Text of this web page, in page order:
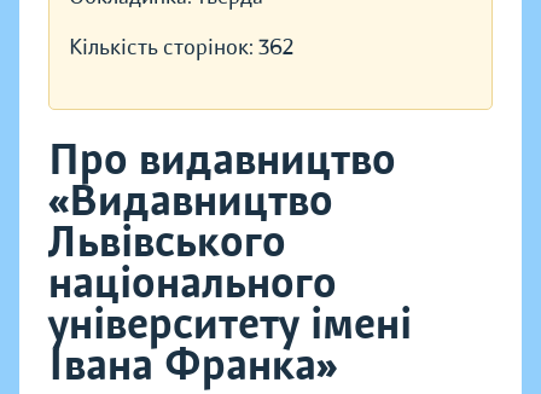
Кількість сторінок: 362
Про видавництво
«Видавництво
Львівського
національного
університету імені
Івана Франка»